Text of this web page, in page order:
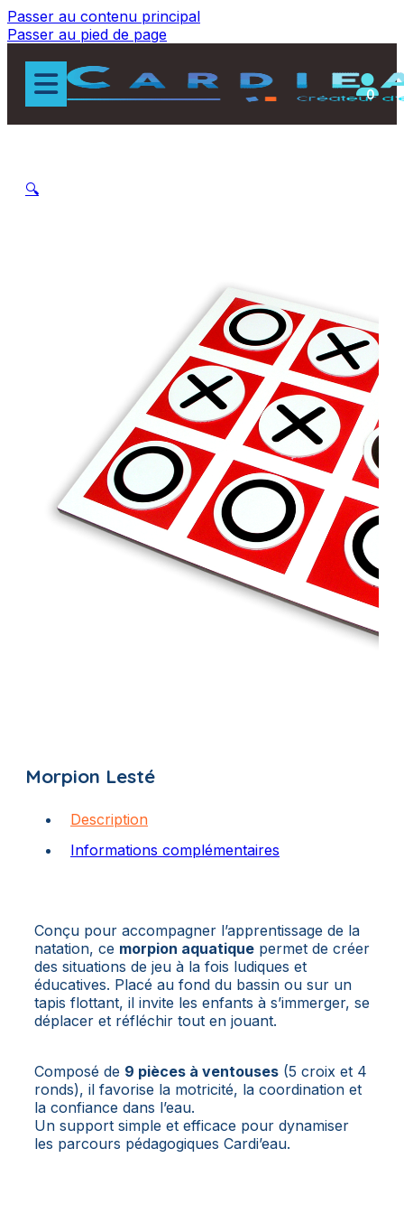
Passer au contenu principal
Passer au pied de page
0
🔍
Morpion Lesté
Description
Informations complémentaires
Conçu pour accompagner l’apprentissage de la
natation, ce morpion aquatique permet de créer
des situations de jeu à la fois ludiques et
éducatives. Placé au fond du bassin ou sur un
tapis flottant, il invite les enfants à s’immerger, se
déplacer et réfléchir tout en jouant.
Composé de 9 pièces à ventouses (5 croix et 4
ronds), il favorise la motricité, la coordination et
la confiance dans l’eau.
Un support simple et efficace pour dynamiser
les parcours pédagogiques Cardi’eau.